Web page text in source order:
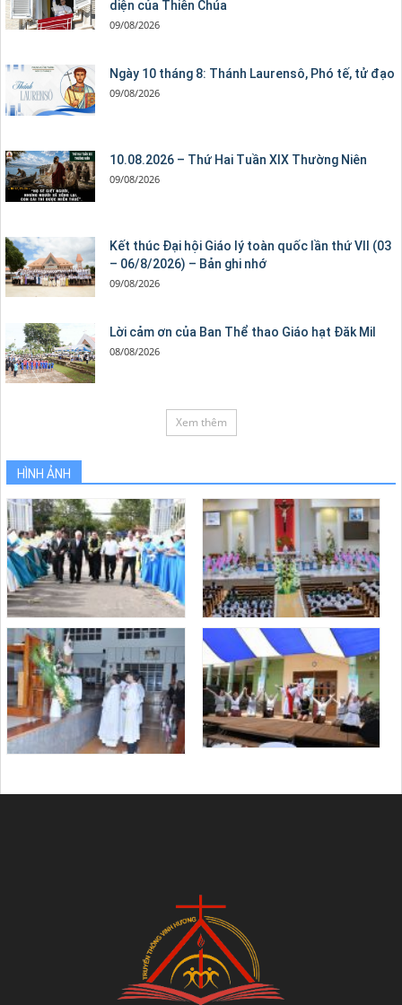
diện của Thiên Chúa
09/08/2026
Ngày 10 tháng 8: Thánh Laurensô, Phó tế, tử đạo
09/08/2026
10.08.2026 – Thứ Hai Tuần XIX Thường Niên
09/08/2026
Kết thúc Đại hội Giáo lý toàn quốc lần thứ VII (03
– 06/8/2026) – Bản ghi nhớ
09/08/2026
Lời cảm ơn của Ban Thể thao Giáo hạt Đăk Mil
08/08/2026
Xem thêm
HÌNH ẢNH